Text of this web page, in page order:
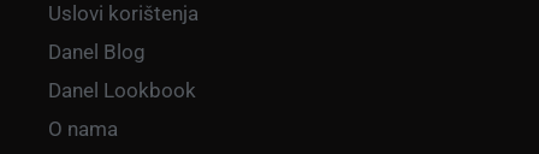
Uslovi korištenja
Danel Blog
Danel Lookbook
O nama